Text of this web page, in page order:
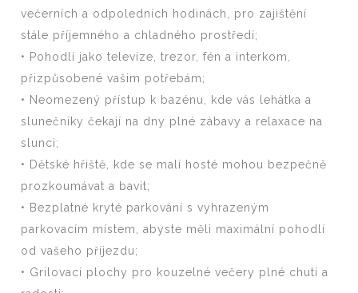
večerních a odpoledních hodinách, pro zajištění
stále příjemného a chladného prostředí;
• Pohodlí jako televize, trezor, fén a interkom,
přizpůsobené vašim potřebám;
• Neomezený přístup k bazénu, kde vás lehátka a
slunečníky čekají na dny plné zábavy a relaxace na
slunci;
• Dětské hřiště, kde se malí hosté mohou bezpečně
prozkoumávat a bavit;
• Bezplatné kryté parkování s vyhrazeným
parkovacím místem, abyste měli maximální pohodlí
od vašeho příjezdu;
• Grilovací plochy pro kouzelné večery plné chutí a